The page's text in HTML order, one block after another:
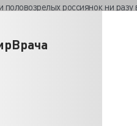
россиянок ни разу
которых нагло возжелали на
платили, как коллегам
сложностей материнства с
уверен, что сексуальные
с депрессии и нарушения
крепче характером. Российские
просто о ней